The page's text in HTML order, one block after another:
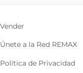
Vender
Únete a la Red REMAX
Política de Privacidad